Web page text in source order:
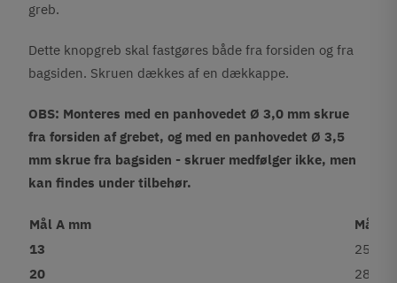
greb.
Dette knopgreb skal fastgøres både fra forsiden og fra
bagsiden. Skruen dækkes af en dækkappe.
OBS: Monteres med en panhovedet Ø 3,0 mm skrue
fra forsiden af grebet, og med en panhovedet Ø 3,5
mm skrue fra bagsiden - skruer medfølger ikke, men
kan findes under tilbehør.
Mål A mm
Mål B
13
25
20
28